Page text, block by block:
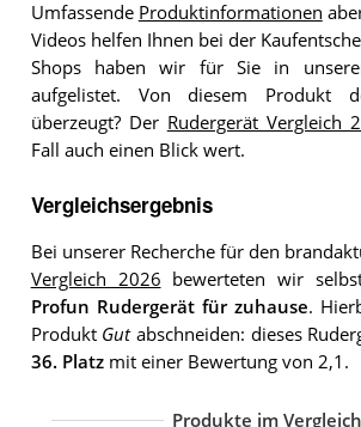
Umfassende Produktinformationen
Videos helfen Ihnen bei der
Shops haben wir für Sie in
aufgelistet. Von diesem Produkt
überzeugt? Der Rudergerät Vergleich
Fall auch einen Blick wert.
Vergleichsergebnis
Bei unserer Recherche für den
Vergleich 2026 bewerteten wir
Profun Rudergerät für zuhause.
Produkt Gutabschneiden: dieses
36. Platzmit einer Bewertung von 2,1.
Produkte im Vergleich